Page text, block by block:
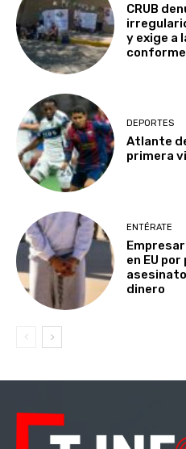
CRUB
y exige a
conforme
DEPORTES
Atlante
primera
ENTÉRATE
en EU
dinero